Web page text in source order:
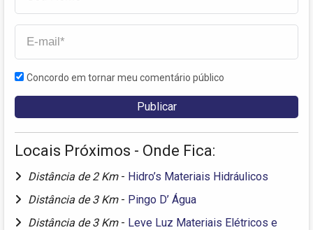
Concordo em tornar meu comentário público
Locais Próximos - Onde Fica:
Distância de 2 Km - Hidro’s Materiais Hidráulicos
Distância de 3 Km - Pingo D’ Água
Distância de 3 Km - Leve Luz Materiais Elétricos e